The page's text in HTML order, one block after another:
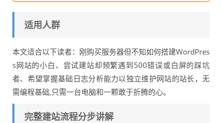
适用人群
本文适合以下读者：刚购买服务器但不知如何搭建WordPres
s网站的小白、尝试建站却频繁遇到500错误或白屏的踩坑
者、希望掌握基础日志分析能力以独立维护网站的站长，无
需编程基础,只需一台电脑和一颗敢于折腾的心。
完整建站流程分步讲解